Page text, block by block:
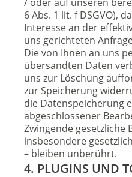
6 Abs. 1 lit. f DSGVO),
Interesse an der
uns gerichteten
Die von Ihnen an uns
übersandten Daten
uns zur Löschung
zur Speicherung
die Datenspeicherung
abgeschlossener
Zwingende gesetzliche
insbesondere
– bleiben unberührt.
4. PLUGINS UND